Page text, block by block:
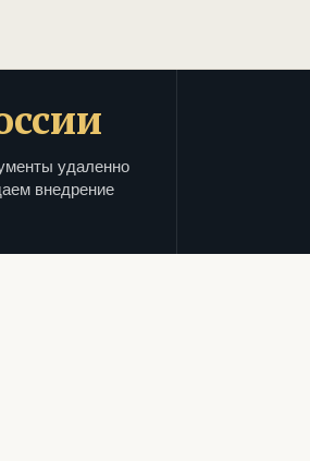
удаленно
внедрение